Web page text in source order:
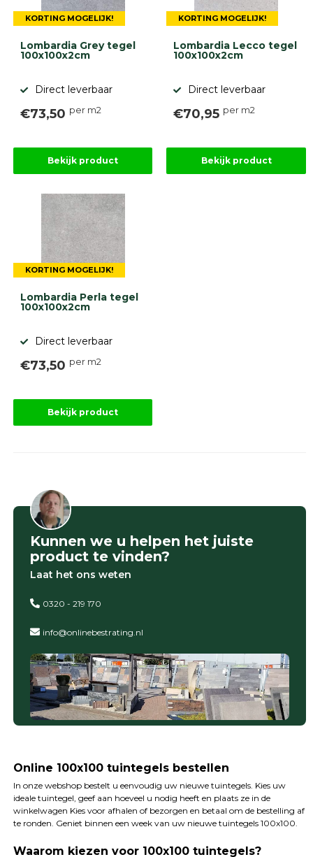
KORTING MOGELIJK!
Lombardia Grey tegel
100x100x2cm
Direct leverbaar
€73,50 per m2
Bekijk product
KORTING MOGELIJK!
Lombardia Lecco tegel
100x100x2cm
Direct leverbaar
€70,95 per m2
Bekijk product
KORTING MOGELIJK!
Lombardia Perla tegel
100x100x2cm
Direct leverbaar
€73,50 per m2
Bekijk product
Kunnen we u helpen het juiste
product te vinden?
Laat het ons weten
0320 - 219 170
info@onlinebestrating.nl
Online 100x100 tuintegels bestellen
In onze webshop bestelt u eenvoudig uw nieuwe tuintegels. Kies uw
ideale tuintegel, geef aan hoeveel u nodig heeft en plaats ze in de
winkelwagen Kies voor afhalen of bezorgen en betaal om de bestelling af
te ronden. Geniet binnen een week van uw nieuwe tuintegels 100x100.
Waarom kiezen voor 100x100 tuintegels?